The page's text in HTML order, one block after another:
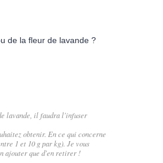
de la fleur de lavande ?
lavande, il faudra l'infuser
obtenir. En ce qui concerne
1 et 10 g par kg). Je vous
ajouter que d'en retirer !